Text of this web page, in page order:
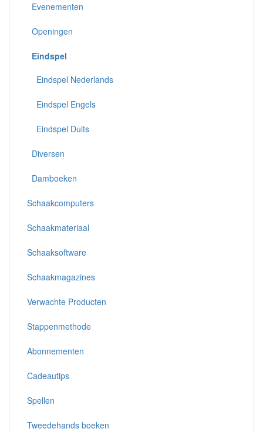
Evenementen
Openingen
Eindspel
Eindspel Nederlands
Eindspel Engels
Eindspel Duits
Diversen
Damboeken
Schaakcomputers
Schaakmateriaal
Schaaksoftware
Schaakmagazines
Verwachte Producten
Stappenmethode
Abonnementen
Cadeautips
Spellen
Tweedehands boeken